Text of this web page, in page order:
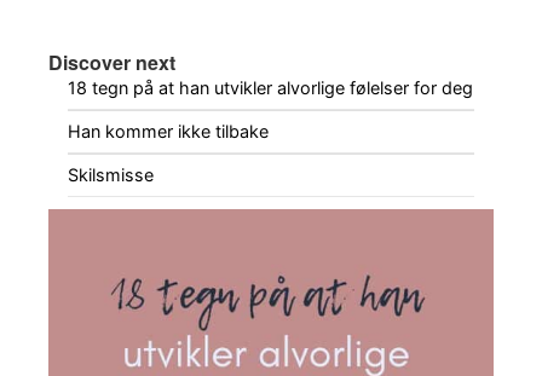
Discover next
18 tegn på at han utvikler alvorlige følelser for deg
Han kommer ikke tilbake
Skilsmisse